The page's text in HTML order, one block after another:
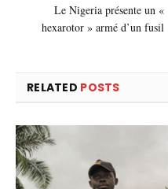
Le Nigeria présente un «
hexarotor » armé d’un fusil
RELATED POSTS